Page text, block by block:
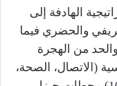
الهادفة إلى
والحضري فيما
والحد من الهجرة
(الاتصال، الصحة،